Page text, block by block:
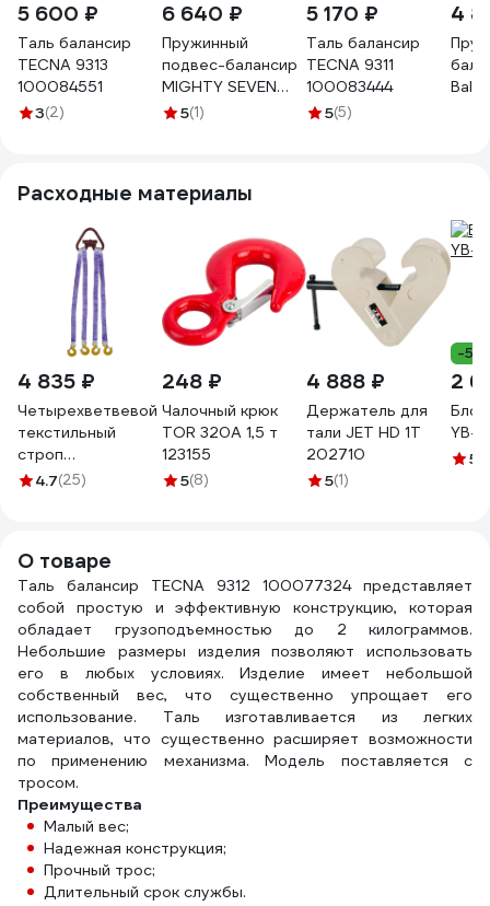
5 600 ₽
Таль балансир
TECNA 9313
100084551
3(2)
6 640 ₽
Пружинный
подвес-балансир
MIGHTY SEVEN
SP-104
5(1)
5 170 ₽
Таль балансир
TECNA 9311
100083444
5(5)
4
Расходные материалы
4 835 ₽
Четырехветвевой
текстильный
строп
ТамбовТехСнаб
4.7(25)
248 ₽
Чалочный крюк
TOR 320А 1,5 т
123155
5(8)
4 888 ₽
Держатель для
тали JET HD 1T
202710
5(1)
-5%
2
YB-
5
О товаре
Таль балансир TECNA 9312 100077324 представляет
собой простую и эффективную конструкцию, которая
обладает грузоподъемностью до 2 килограммов.
Небольшие размеры изделия позволяют использовать
его в любых условиях. Изделие имеет небольшой
собственный вес, что существенно упрощает его
использование. Таль изготавливается из легких
материалов, что существенно расширяет возможности
по применению механизма. Модель поставляется с
тросом.
Преимущества
Малый вес;
Надежная конструкция;
Прочный трос;
Длительный срок службы.